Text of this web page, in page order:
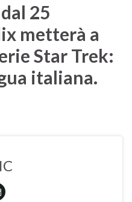
25
metterà a
Star Trek:
italiana.